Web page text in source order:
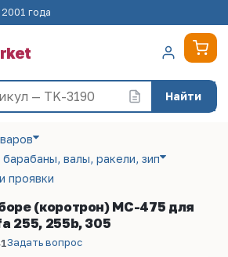
года
Найти
валы, ракели, зип
проявки
(коротрон) MC-475 для
255, 255b, 305
Задать вопрос